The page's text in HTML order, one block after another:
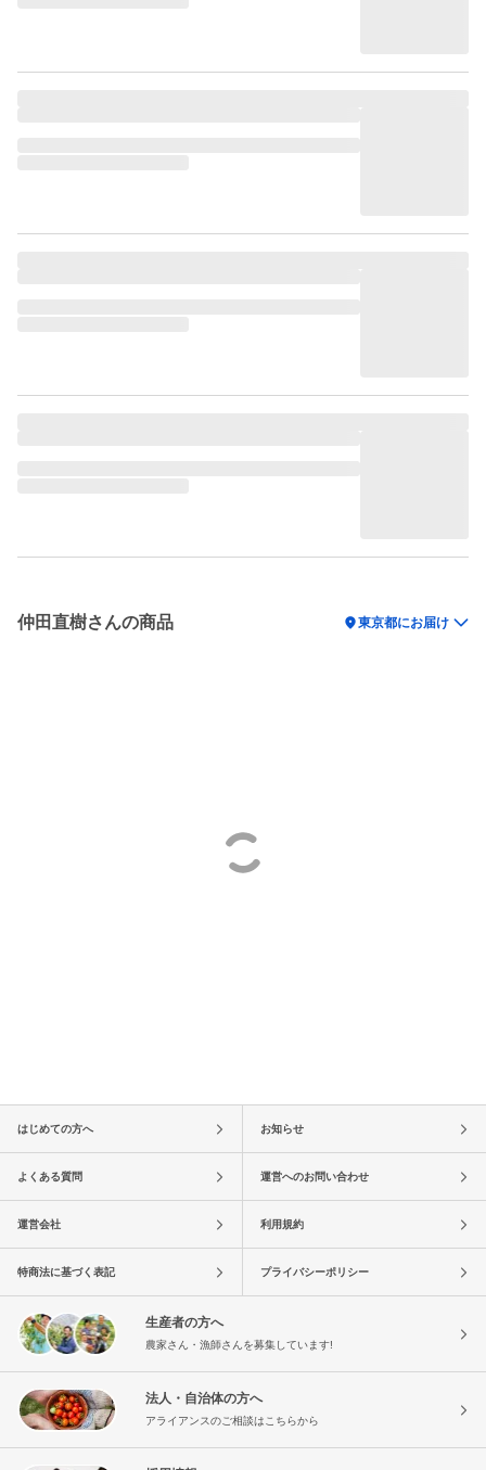
仲田直樹さんの商品 location_on東京都にお届け
はじめての方へ お知らせ
よくある質問 運営へのお問い合わせ
運営会社 利用規約
特商法に基づく表記 プライバシーポリシー
生産者の方へ
農家さん・漁師さんを募集しています!
法人・自治体の方へ
アライアンスのご相談はこちらから